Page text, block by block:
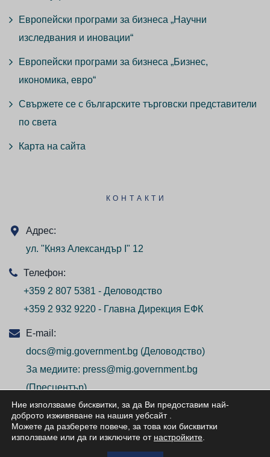
Европейски програми за бизнеса „Научни
изследвания и иновации“
Европейски програми за бизнеса „Бизнес,
икономика, евро“
Свържете се с българските търговски представители
по света
Карта на сайта
КОНТАКТИ
Адрес:
ул. "Княз Александър I" 12
Телефон:
+359 2 807 5381 - Деловодство
+359 2 932 9220 - Главна Дирекция ЕФК
E-mail:
docs@mig.government.bg (Деловодство)
За медиите: press@mig.government.bg
(Пресцентър)
Ние използваме бисквитки, за да Ви предоставим най-
доброто изживяване на нашия уебсайт.
Можете да разберете повече, за това кои бисквитки
използваме или да ги изключите от настройките